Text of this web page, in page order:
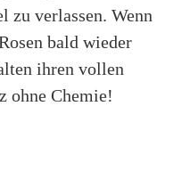
zu verlassen. Wenn
bald wieder
ihren vollen
ohne Chemie!